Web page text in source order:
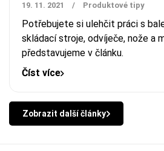
19. 11. 2021 / Produktové tipy
Potřebujete si ulehčit práci s
skládací stroje, odvíječe, nože a
představujeme v článku.
Číst více
Zobrazit další články